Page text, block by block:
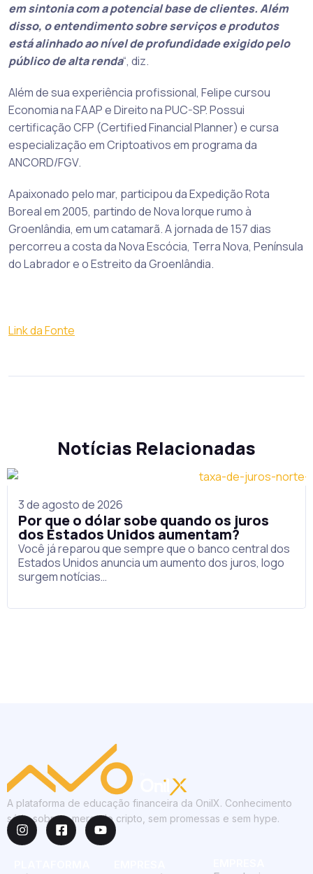
em sintonia com a potencial base de clientes. Além
disso, o entendimento sobre serviços e produtos
está alinhado ao nível de profundidade exigido pelo
público de alta renda“, diz.
Além de sua experiência profissional, Felipe cursou
Economia na FAAP e Direito na PUC-SP. Possui
certificação CFP (Certified Financial Planner) e cursa
especialização em Criptoativos em programa da
ANCORD/FGV.
Apaixonado pelo mar, participou da Expedição Rota
Boreal em 2005, partindo de Nova Iorque rumo à
Groenlândia, em um catamarã. A jornada de 157 dias
percorreu a costa da Nova Escócia, Terra Nova, Península
do Labrador e o Estreito da Groenlândia.
Link da Fonte
Notícias Relacionadas
3 de agosto de 2026
Por que o dólar sobe quando os juros
dos Estados Unidos aumentam?
Você já reparou que sempre que o banco central dos
Estados Unidos anuncia um aumento dos juros, logo
surgem notícias…
A plataforma de educação financeira da OnilX. Conhecimento
sério sobre o mercado cripto, sem promessas e sem hype.